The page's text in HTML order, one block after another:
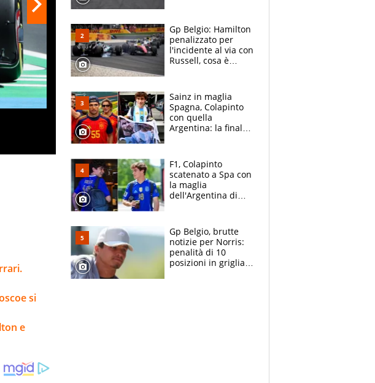
si
e
2021
Gp Belgio: Hamilton
penalizzato per
l'incidente al via con
Russell, cosa è
Sainz in maglia
Spagna, Colapinto
con quella
Argentina: la finale
vede l'ora
F1, Colapinto
scatenato a Spa con
la maglia
dell'Argentina di
le parolacce"
Gp Belgio, brutte
notizie per Norris:
penalità di 10
posizioni in griglia,